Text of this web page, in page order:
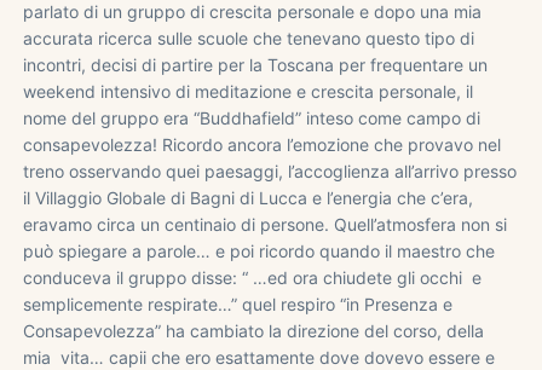
parlato di un gruppo di crescita personale e dopo una mia
accurata ricerca sulle scuole che tenevano questo tipo di
incontri, decisi di partire per la Toscana per frequentare un
weekend intensivo di meditazione e crescita personale, il
nome del gruppo era “Buddhafield” inteso come campo di
consapevolezza! Ricordo ancora l’emozione che provavo nel
treno osservando quei paesaggi, l’accoglienza all’arrivo presso
il Villaggio Globale di Bagni di Lucca e l’energia che c’era,
eravamo circa un centinaio di persone. Quell’atmosfera non si
può spiegare a parole… e poi ricordo quando il maestro che
conduceva il gruppo disse: “ …ed ora chiudete gli occhi e
semplicemente respirate…” quel respiro “in Presenza e
Consapevolezza” ha cambiato la direzione del corso, della
mia vita… capii che ero esattamente dove dovevo essere e